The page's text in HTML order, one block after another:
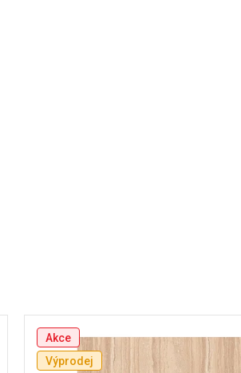
Akce
Výprodej